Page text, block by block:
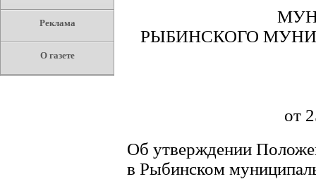
Реклама
О газете
РЫБИНСКОГО
от
Об утверждении
в Рыбинском